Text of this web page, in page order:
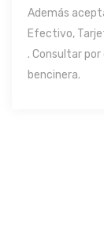
Además
Efectivo,
. Consultar
bencinera.